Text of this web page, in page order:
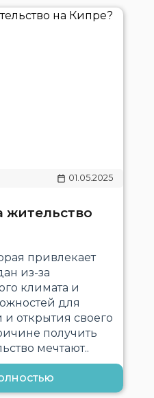
01.05.2025
жительство
привлекает
из-за
климата и
для
открытия своего
получить
мечтают..